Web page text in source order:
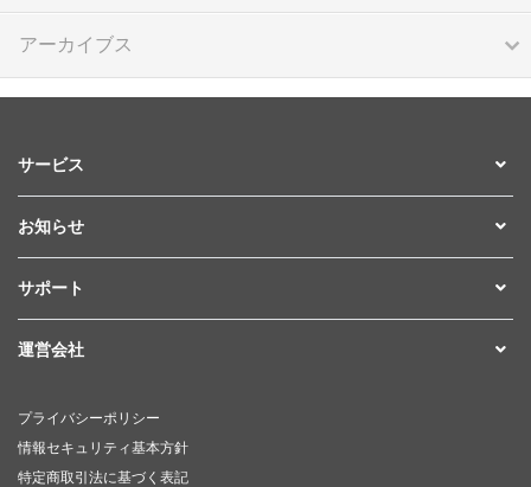
アーカイブス
サービス
お知らせ
サポート
運営会社
プライバシーポリシー
情報セキュリティ基本方針
特定商取引法に基づく表記